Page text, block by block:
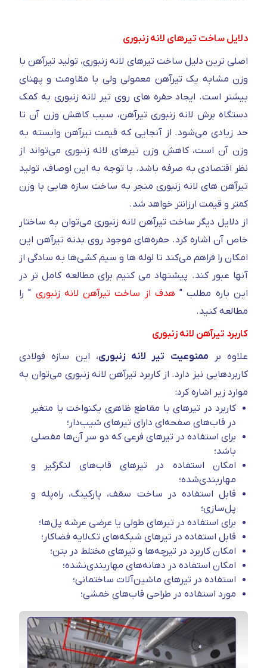
دلایل ساخت تیرهای لانه زنبوری
اصلی ترین دلیل ساخت تیرهای لانه زنبوری، تولید تیرآهن با
وزن مشابه یک تیرآهن معمولی ولی با مقاومت و پهنای
بیشتر است. ایجاد حفره های روی تیر لانه زنبوری به کمک
دستگاه برش لانه زنبوری تیرآهن، سبب کاهش وزن آن تا
حد زیادی می‌شود. از آنجایی که قیمت تیرآهن وابسته به
وزن آن است، کاهش وزن تیرهای لانه زنبوری می‌تواند از
نظر اقتصادی به صرفه باشد. با توجه به این اوصاف، تولید
تیرآهن های لانه زنبوری منجر به ساخت سازه هایی با وزن
کمتر و قیمت ارزانتر خواهد شد.
از دلایل دیگر ساخت تیرآهن لانه زنبوری می‌توان به ساختار
خاص آن اشاره کرد. حفره‌های موجود روی بدنه تیرآهن این
امکان را فراهم می‌کند تا لوله ها و سیم کشی‌ها به سادگی از
آنها عبور کند. پیشنهاد می کنیم برای مطالعه کامل تر در
این باره مطلب " هدف از ساخت تیرآهن لانه زنبوری " را
مطالعه کنید.
کاربرد تیرآهن لانه زنبوری
علاوه بر ممنوعیت تیر لانه زنبوری، این سازه فولادی
کاربردهایی نیز دارد. از کاربرد تیرآهن لانه زنبوری می‌توان به
موارد زیر اشاره کرد:
کاربرد در تیرهای با مقاطع ظاهری یکنواخت یا متغیر
در قاب‌های صفحه‌ای دارای تیرهای شیب‌دار؛
برای استفاده در تیرهای فرعی که دو سر آن‌ها مفصلی
باشد؛
امکان استفاده در تیرهای قاب‌های لنگرگیر و
مهاربندی‌شده؛
قابل استفاده در ساخت سقف، پارکینگ، راه‌‌پله و
پل‌سازی؛
برای استفاده در تیرهای طولی یا عرضی عرشه پل‌ها؛
قابل استفاده در تیرهای شبکه‌های تک‌لایه فضاکار؛
امکان کاربرد در تیرچه‌ها و تیرهای مختلط در بتن؛
امکان استفاده در دهانه‌های مهاربندی‌نشده؛
استفاده در تیرهای ماشین‌آلات ساختمانی؛
مورد استفاده در طراحی قاب‌های خمشی؛